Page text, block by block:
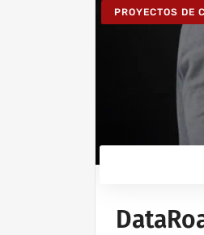
PROYECTOS DE